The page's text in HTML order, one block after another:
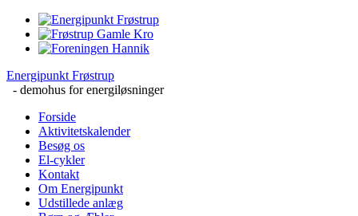
Energipunkt Frøstrup
- demohus for energiløsninger
Forside
Aktivitetskalender
Besøg os
El-cykler
Kontakt
Om Energipunkt
Udstillede anlæg